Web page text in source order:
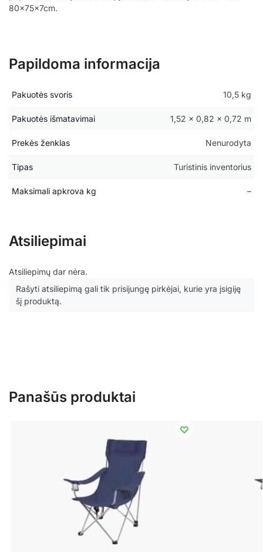
80x75x7cm.
Papildoma informacija
Pakuotės svoris 10,5 kg
Pakuotės išmatavimai 1,52 × 0,82 × 0,72 m
Prekės ženklas Nenurodyta
Tipas Turistinis inventorius
Maksimali apkrova kg –
Atsiliepimai
Atsiliepimų dar nėra.
Rašyti atsiliepimą gali tik prisijungę pirkėjai, kurie yra įsigiję
šį produktą.
Panašūs produktai